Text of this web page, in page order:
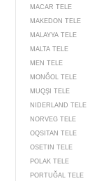
MACAR TELE
MAKEDON TELE
MALAYYA TELE
MALTA TELE
MEN TELE
MONĞOL TELE
MUQŞI TELE
NIDERLAND TELE
NORVEG TELE
OQSITAN TELE
OSETIN TELE
POLAK TELE
PORTUĞAL TELE